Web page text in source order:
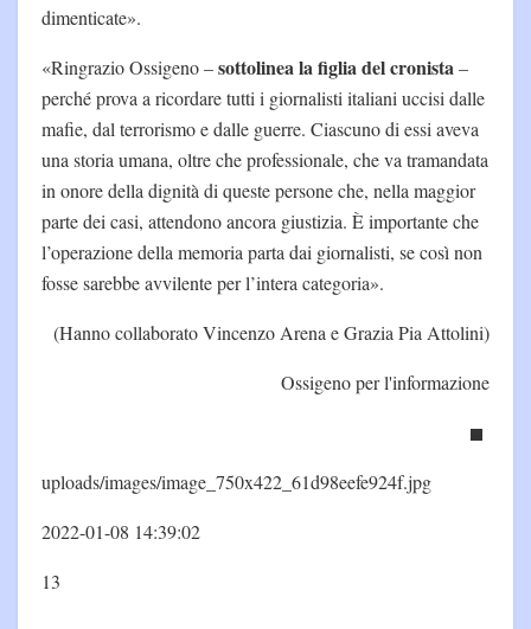
dimenticate».
«Ringrazio Ossigeno –sottolinea la figlia del cronista–
perché prova a ricordare tutti i giornalisti italiani uccisi dalle
mafie, dal terrorismo e dalle guerre. Ciascuno di essi aveva
una storia umana, oltre che professionale, che va tramandata
in onore della dignità di queste persone che, nella maggior
parte dei casi, attendono ancora giustizia. È importante che
l’operazione della memoria parta dai giornalisti, se così non
fosse sarebbe avvilente per l’intera categoria».
(Hanno collaborato Vincenzo Arena e Grazia Pia Attolini)
Ossigeno per l'informazione
uploads/images/image_750x422_61d98eefe924f.jpg
2022-01-08 14:39:02
13